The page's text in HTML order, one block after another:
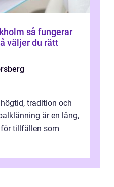
väljer du rätt
tradition och
är en lång,
tillfällen som